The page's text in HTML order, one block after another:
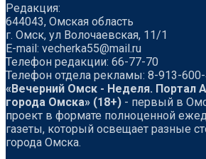
Редакция:
644043, Омская область
г. Омск, ул Волочаевская, 11/1
Е-mail: vecherka55@mail.ru
Телефон редакции: 66-77-70
Телефон отдела рекламы: 8-913-
«Вечерний Омск - Неделя. Портал
города Омска» (18+) - первый в
проект в формате полноценной
газеты, который освещает разные
города Омска.